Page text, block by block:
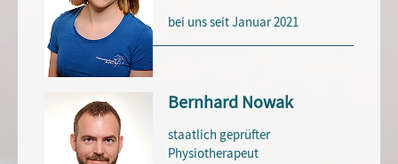
bei uns seit Januar 2021
Bernhard Nowak
staatlich geprüfter
Physiotherapeut